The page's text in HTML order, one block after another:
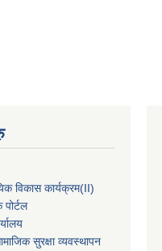
विकास कार्यक्रम(II)
सुरक्षा व्यवस्थापन